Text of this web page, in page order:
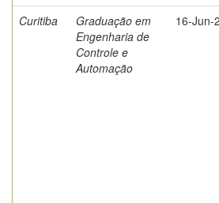
Curitiba
Graduação em
Engenharia de
Controle e
Automação
16-Jun-